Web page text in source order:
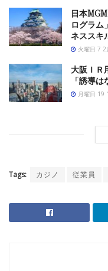
日本
ログラ
ネススキ
火曜日 7
大阪ＩＲ
「誘導は
月曜日 19
Tags: カジノ 従業員